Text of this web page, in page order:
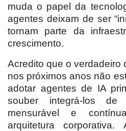
muda o papel da
agentes deixam de ser
tornam parte da
crescimento.
Acredito que o verdadeiro
nos próximos anos não
adotar agentes de IA
souber integrá-los de
mensurável e
arquitetura corporativa.